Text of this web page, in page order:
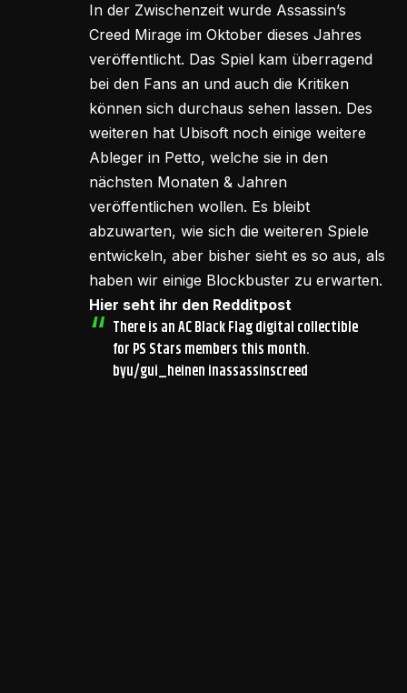
In der Zwischenzeit wurde Assassin’s
Creed Mirage im Oktober dieses Jahres
veröffentlicht. Das Spiel kam überragend
bei den Fans an und auch die Kritiken
können sich durchaus sehen lassen. Des
weiteren hat Ubisoft noch einige weitere
Ableger in Petto, welche sie in den
nächsten Monaten & Jahren
veröffentlichen wollen. Es bleibt
abzuwarten, wie sich die weiteren Spiele
entwickeln, aber bisher sieht es so aus, als
haben wir einige Blockbuster zu erwarten.
Hier seht ihr den Redditpost
There is an AC Black Flag digital collectible
for PS Stars members this month.
byu/gui_heinen inassassinscreed